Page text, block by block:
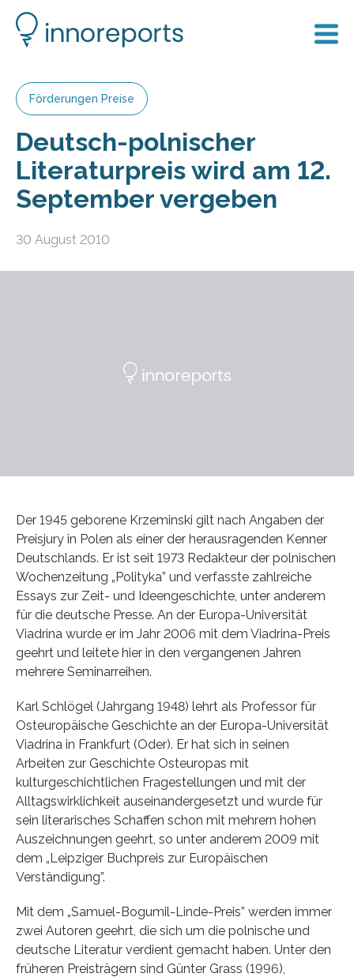
Förderungen Preise
Deutsch-polnischer
Literaturpreis wird am 12.
September vergeben
30 August 2010
Der 1945 geborene Krzeminski gilt nach Angaben der
Preisjury in Polen als einer der herausragenden Kenner
Deutschlands. Er ist seit 1973 Redakteur der polnischen
Wochenzeitung „Polityka” und verfasste zahlreiche
Essays zur Zeit- und Ideengeschichte, unter anderem
für die deutsche Presse. An der Europa-Universität
Viadrina wurde er im Jahr 2006 mit dem Viadrina-Preis
geehrt und leitete hier in den vergangenen Jahren
mehrere Seminarreihen.
Karl Schlögel (Jahrgang 1948) lehrt als Professor für
Osteuropäische Geschichte an der Europa-Universität
Viadrina in Frankfurt (Oder). Er hat sich in seinen
Arbeiten zur Geschichte Osteuropas mit
kulturgeschichtlichen Fragestellungen und mit der
Alltagswirklichkeit auseinandergesetzt und wurde für
sein literarisches Schaffen schon mit mehrern hohen
Auszeichnungen geehrt, so unter anderem 2009 mit
dem „Leipziger Buchpreis zur Europäischen
Verständigung”.
Mit dem „Samuel-Bogumil-Linde-Preis” werden immer
zwei Autoren geehrt, die sich um die polnische und
deutsche Literatur verdient gemacht haben. Unter den
früheren Preisträgern sind Günter Grass (1996),